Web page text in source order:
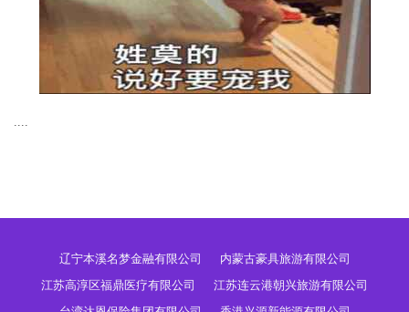
....
辽宁本溪名梦金融有限公司
内蒙古豪具旅游有限公司
江苏高淳区福鼎医疗有限公司
江苏连云港朝兴旅游有限公司